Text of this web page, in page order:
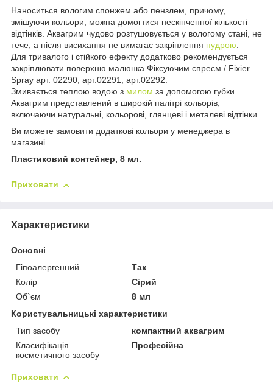
Наноситься вологим спонжем або пензлем, причому,
змішуючи кольори, можна домогтися нескінченної кількості
відтінків. Аквагрим чудово розтушовується у вологому стані, не
тече, а після висихання не вимагає закріплення пудрою.
Для тривалого і стійкого ефекту додатково рекомендується
закріплювати поверхню малюнка Фіксуючим спреєм / Fixier
Spray арт. 02290, арт.02291, арт.02292.
Змивається теплою водою з милом за допомогою губки.
Аквагрим представлений в широкій палітрі кольорів,
включаючи натуральні, кольорові, глянцеві і металеві відтінки.
Ви можете замовити додаткові кольори у менеджера в
магазині.
Пластиковий контейнер, 8 мл.
Приховати
Характеристики
Основні
Гіпоалергенний
Так
Колір
Сірий
Об`єм
8 мл
Користувальницькі характеристики
Тип засобу
компактний аквагрим
Класифікація
косметичного засобу
Професійна
Приховати